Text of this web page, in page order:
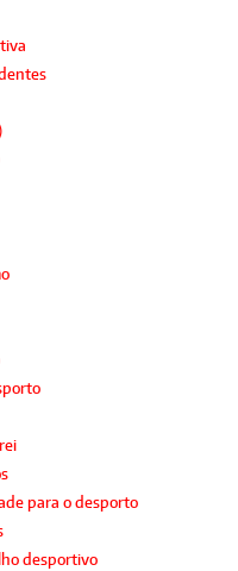
para o desporto
desportivo